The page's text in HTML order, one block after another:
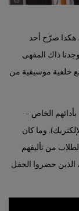
هكذا صرّح أحد
ذاك المقهى
مع خلفية موسيقية من
الخاص –
وما كان
من تأليفهم
الذين حضروا الحفل